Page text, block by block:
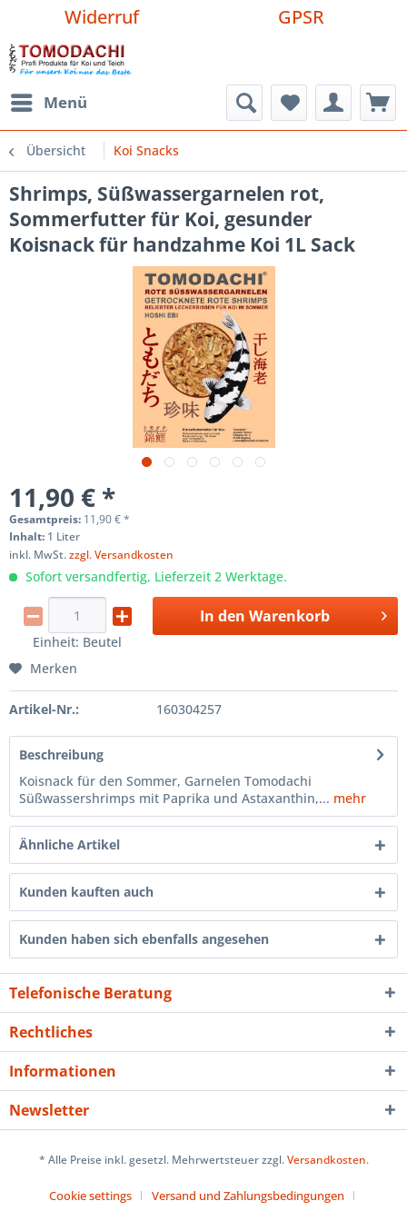
Widerruf GPSR
Menü
Übersicht Koi Snacks
Shrimps, Süßwassergarnelen rot,
Sommerfutter für Koi, gesunder
Koisnack für handzahme Koi 1L Sack
11,90 € *
Gesamtpreis: 11,90€*
Inhalt: 1 Liter
inkl. MwSt.zzgl. Versandkosten
Sofort versandfertig, Lieferzeit 2 Werktage.
Einheit: Beutel
In den Warenkorb
Merken
Artikel-Nr.: 160304257
Beschreibung
Koisnack für den Sommer, Garnelen Tomodachi
Süßwassershrimps mit Paprika und Astaxanthin,... mehr
Ähnliche Artikel
Kunden kauften auch
Kunden haben sich ebenfalls angesehen
Telefonische Beratung
Rechtliches
Informationen
Newsletter
* Alle Preise inkl. gesetzl. Mehrwertsteuer zzgl.Versandkosten.
Cookie settings
Versand und Zahlungsbedingungen